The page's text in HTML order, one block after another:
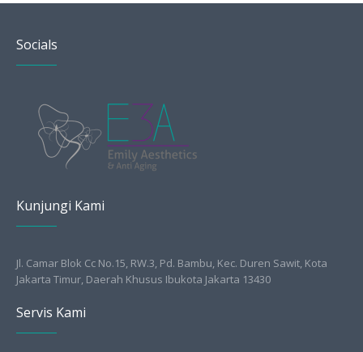
Socials
Kunjungi Kami
Jl. Camar Blok Cc No.15, RW.3, Pd. Bambu, Kec. Duren Sawit, Kota
Jakarta Timur, Daerah Khusus Ibukota Jakarta 13430
Servis Kami